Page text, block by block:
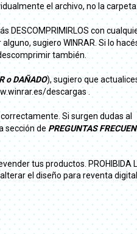
el archivo, no la carpeta.
DESCOMPRIMIRLOS con
sugiero WINRAR. Si lo
también.
o DAÑADO), sugiero que
descargas .
Si surgen dudas al
sección de PREGUNTAS
tus productos. PROHIBIDA
alterar el diseño para reventa digital.